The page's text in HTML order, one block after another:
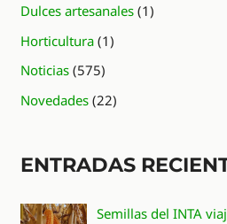
Dulces artesanales (1)
Horticultura (1)
Noticias (575)
Novedades (22)
ENTRADAS
Semillas del INTA